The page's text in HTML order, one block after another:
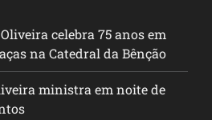
celebra 75 anos em
na Catedral da Bênção
ministra em noite de